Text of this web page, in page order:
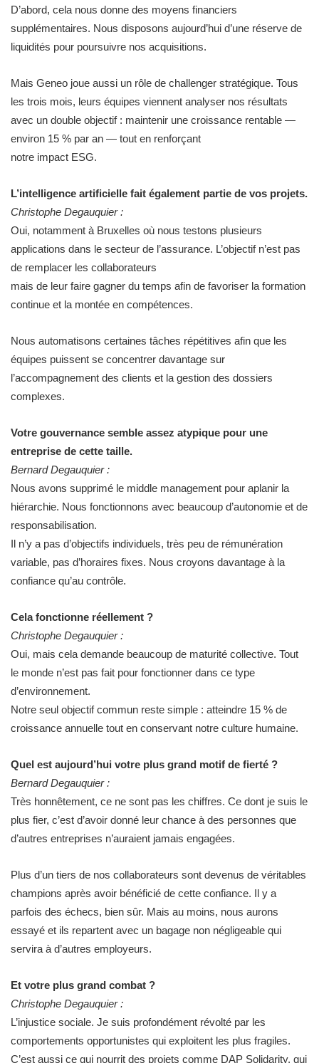
D’abord, cela nous donne des moyens financiers
supplémentaires. Nous disposons aujourd’hui d’une réserve de
liquidités pour poursuivre nos acquisitions.
Mais Geneo joue aussi un rôle de challenger stratégique. Tous
les trois mois, leurs équipes viennent analyser nos résultats
avec un double objectif : maintenir une croissance rentable —
environ 15 % par an — tout en renforçant
notre impact ESG.
L’intelligence artificielle fait également partie de vos projets.
Christophe Degauquier :
Oui, notamment à Bruxelles où nous testons plusieurs
applications dans le secteur de l’assurance. L’objectif n’est pas
de remplacer les collaborateurs
mais de leur faire gagner du temps afin de favoriser la formation
continue et la montée en compétences.
Nous automatisons certaines tâches répétitives afin que les
équipes puissent se concentrer davantage sur
l’accompagnement des clients et la gestion des dossiers
complexes.
Votre gouvernance semble assez atypique pour une
entreprise de cette taille.
Bernard Degauquier :
Nous avons supprimé le middle management pour aplanir la
hiérarchie. Nous fonctionnons avec beaucoup d’autonomie et de
responsabilisation.
Il n’y a pas d’objectifs individuels, très peu de rémunération
variable, pas d’horaires fixes. Nous croyons davantage à la
confiance qu’au contrôle.
Cela fonctionne réellement ?
Christophe Degauquier :
Oui, mais cela demande beaucoup de maturité collective. Tout
le monde n’est pas fait pour fonctionner dans ce type
d’environnement.
Notre seul objectif commun reste simple : atteindre 15 % de
croissance annuelle tout en conservant notre culture humaine.
Quel est aujourd’hui votre plus grand motif de fierté ?
Bernard Degauquier :
Très honnêtement, ce ne sont pas les chiffres. Ce dont je suis le
plus fier, c’est d’avoir donné leur chance à des personnes que
d’autres entreprises n’auraient jamais engagées.
Plus d’un tiers de nos collaborateurs sont devenus de véritables
champions après avoir bénéficié de cette confiance. Il y a
parfois des échecs, bien sûr. Mais au moins, nous aurons
essayé et ils repartent avec un bagage non négligeable qui
servira à d’autres employeurs.
Et votre plus grand combat ?
Christophe Degauquier :
L’injustice sociale. Je suis profondément révolté par les
comportements opportunistes qui exploitent les plus fragiles.
C’est aussi ce qui nourrit des projets comme DAP Solidarity, qui